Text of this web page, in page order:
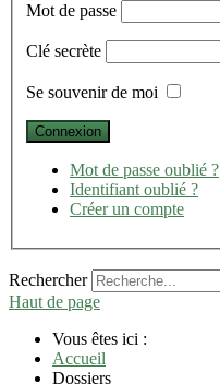
Mot de passe
Clé secrète
Se souvenir de moi
Mot de passe oublié ?
Identifiant oublié ?
Créer un compte
Rechercher
Haut de page
Vous êtes ici :
Accueil
Dossiers